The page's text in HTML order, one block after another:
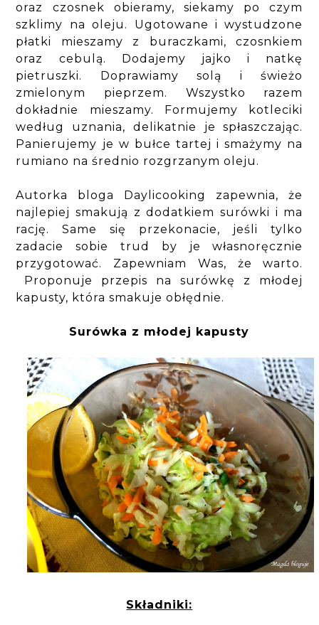
oraz czosnek obieramy, siekamy po czym
szklimy na oleju. Ugotowane i wystudzone
płatki mieszamy z buraczkami, czosnkiem
oraz cebulą. Dodajemy jajko i natkę
pietruszki. Doprawiamy solą i świeżo
zmielonym pieprzem. Wszystko razem
dokładnie mieszamy. Formujemy kotleciki
według uznania, delikatnie je spłaszczając.
Panierujemy je w bułce tartej i smażymy na
rumiano na średnio rozgrzanym oleju.
Autorka bloga Daylicooking zapewnia, że
najlepiej smakują z dodatkiem surówki i ma
rację. Same się przekonacie, jeśli tylko
zadacie sobie trud by je własnoręcznie
przygotować. Zapewniam Was, że warto.
Proponuje przepis na surówkę z młodej
kapusty, która smakuje obłędnie.
Surówka z młodej kapusty
Składniki: